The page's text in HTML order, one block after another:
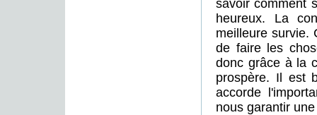
savoir comment
heureux. La
meilleure survie.
de faire les
donc grâce à la
prospère. Il est
accorde
nous garantir